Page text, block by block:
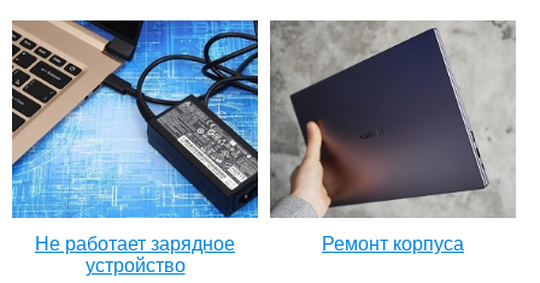
Не работает зарядное
устройство
Ремонт корпуса